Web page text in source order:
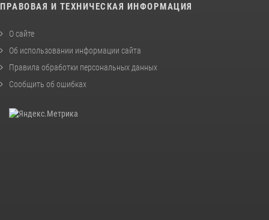
ПРАВОВАЯ И ТЕХНИЧЕСКАЯ ИНФОРМАЦИЯ
О сайте
Об использовании информации сайта
Правила обработки персональных данных
Сообщить об ошибках